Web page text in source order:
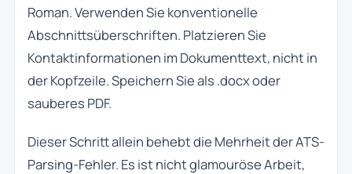
Roman. Verwenden Sie konventionelle
Abschnittsüberschriften. Platzieren Sie
Kontaktinformationen im Dokumenttext, nicht in
der Kopfzeile. Speichern Sie als .docx oder
sauberes PDF.
Dieser Schritt allein behebt die Mehrheit der ATS-
Parsing-Fehler. Es ist nicht glamouröse Arbeit,